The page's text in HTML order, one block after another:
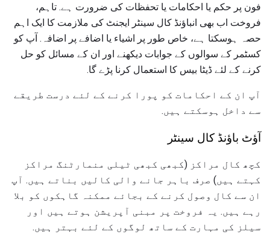
فون پر حکم یا احکامات یا تحفظات کی ضرورت ہے. تاہم،
فروخت اب بھی انباؤنڈ کال سینٹر ایجنٹ کی ملازمت کا ایک اہم
حصہ ہوسکتا ہے، خاص طور پر اشیاء یا اضافے پر اضافہ. آپ کو
کسٹمر کے سوالوں کے جوابات دیکھنے اور ان کے مسائل کو حل
کرنے کے لئے ڈیٹا بیس کا استعمال کرنا پڑے گا.
آپ ان کے احکامات کو پورا کرنے کے لئے درست طریقے
سے داخل ہوسکتے ہیں.
آؤٹ باؤنڈ کال سینٹر
کچھ کال مراکز (کبھی کبھی ٹیلی منمارٹنگ مراکز
کہتے ہیں) صرف باہر جانے والی کالیں بناتے ہیں. آپ
ان سے کال وصول کرنے کے بجائے ممکنہ گاہکوں کو بلا
رہے ہیں. یہ فروخت پر مبنی آپریشن ہوتے ہیں اور
سیلز کی مہارت کے ساتھ لوگوں کے لئے بہتر ہیں.